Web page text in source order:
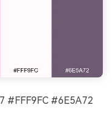
#FFF9FC #6E5A72